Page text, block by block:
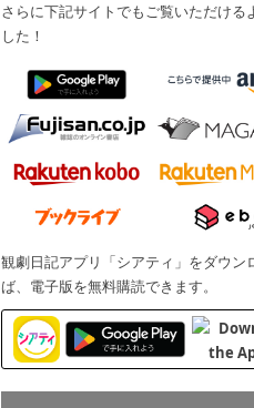
さらに下記サイトでもご覧いただける
した！
観劇日記アプリ「シアティ」をダウン
ば、電子版を無料購読できます。